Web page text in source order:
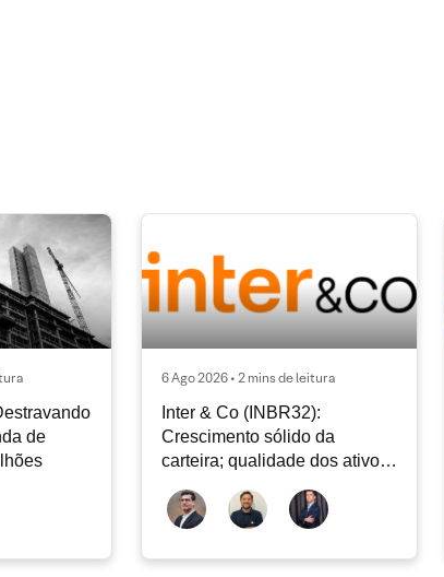
de
6 Ago 2026 • 2 mins de leitura
Inter & Co (INBR32):
Crescimento sólido da
carteira; qualidade dos ativos
continua sendo o principal
debate